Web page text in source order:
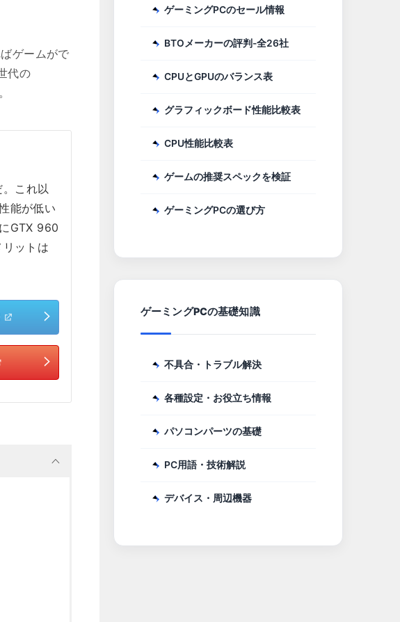
ゲームがで
代の
これ以
能が低い
GTX 960
ットは
ゲーミングPCのセール情報
BTOメーカーの評判-全26社
CPUとGPUのバランス表
グラフィックボード性能比較表
CPU性能比較表
ゲームの推奨スペックを検証
ゲーミングPCの選び方
ゲーミングPCの基礎知識
不具合・トラブル解決
各種設定・お役立ち情報
パソコンパーツの基礎
PC用語・技術解説
デバイス・周辺機器